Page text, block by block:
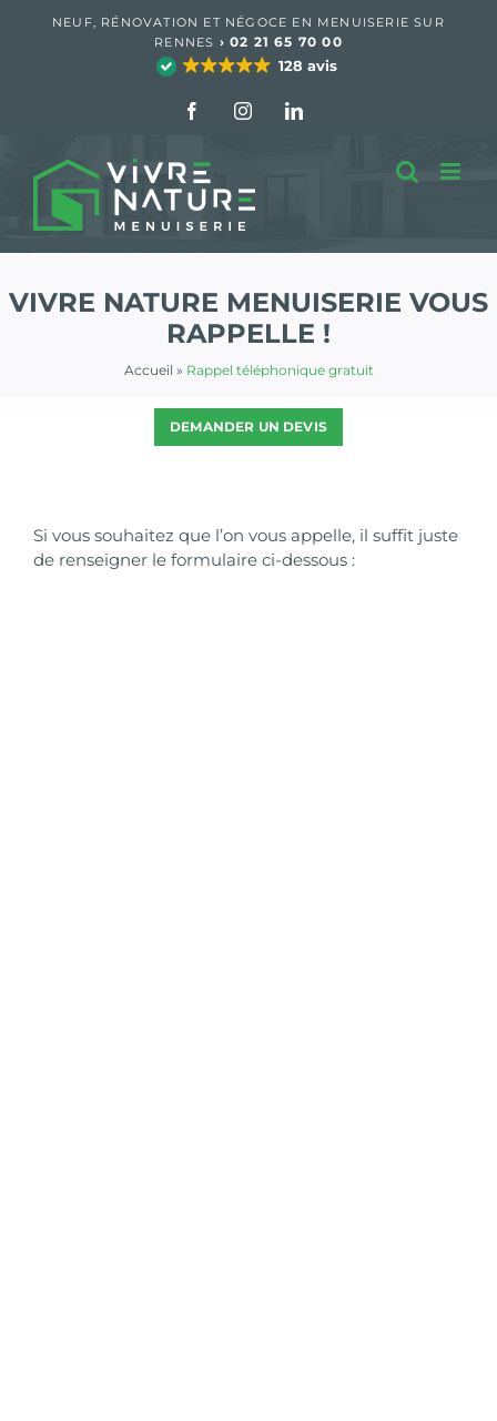
NEUF, RÉNOVATION ET NÉGOCE EN MENUISERIE SUR
RENNES › 02 21 65 70 00
128 avis
FacebookInstagramLinkedIn
VIVRE NATURE MENUISERIE VOUS
RAPPELLE !
Accueil » Rappel téléphonique gratuit
DEMANDER UN DEVIS
Si vous souhaitez que l’on vous appelle, il suffit juste
de renseigner le formulaire ci-dessous :